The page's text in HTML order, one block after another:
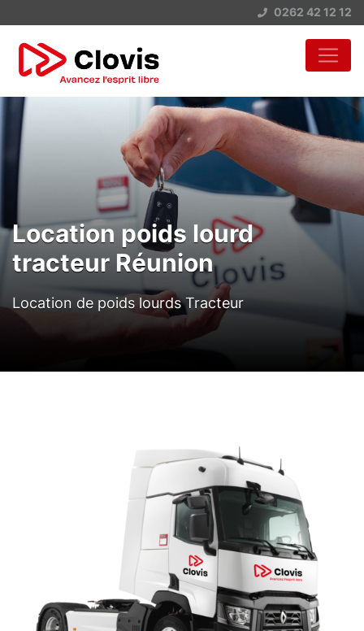
0262 42 12 12
Location poids lourd
tracteur Réunion
Location de poids lourds Tracteur